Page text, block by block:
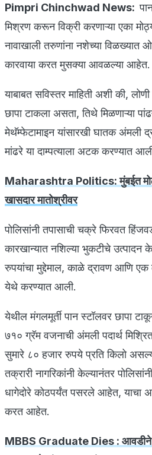
Pimpri Chinchwad News:
मिश्रण करून विक्री करणाऱ्या एका
नावाखाली तरुणांना नशेच्या विळख्यात
कारवाया करत मुसक्या आवळल्या आहेत.
याबाबत सविस्तर माहिती अशी की,
छापा टाकला असता, तिथे मिळणाऱ्या
मेथॅम्फेटामाइन यांसारखी घातक अंमली
मांढरे या दाम्पत्याला अटक करण्यात
Maharashtra Politics: मुंबईत मोठी
खासदार मातोश्रीवर
पोलिसांनी तपासाची चक्रे फिरवत
कारखान्यात नशिल्या भुकटीचे
रुपयांचा मुद्देमाल, काळे द्रावण आणि
येथे करण्यात आली.
येथील मंगलमूर्ती पान स्टॉलवर छापा
७१० ग्रॅम वजनाची अंमली पदार्थ
सुमारे ८० हजार रुपये प्रति किलो
तक्रारी नागरिकांनी केल्यानंतर
धागेदोरे कोठपर्यंत पसरले आहेत, याचा
करत आहेत.
MBBS Graduate Dies : आवडीने